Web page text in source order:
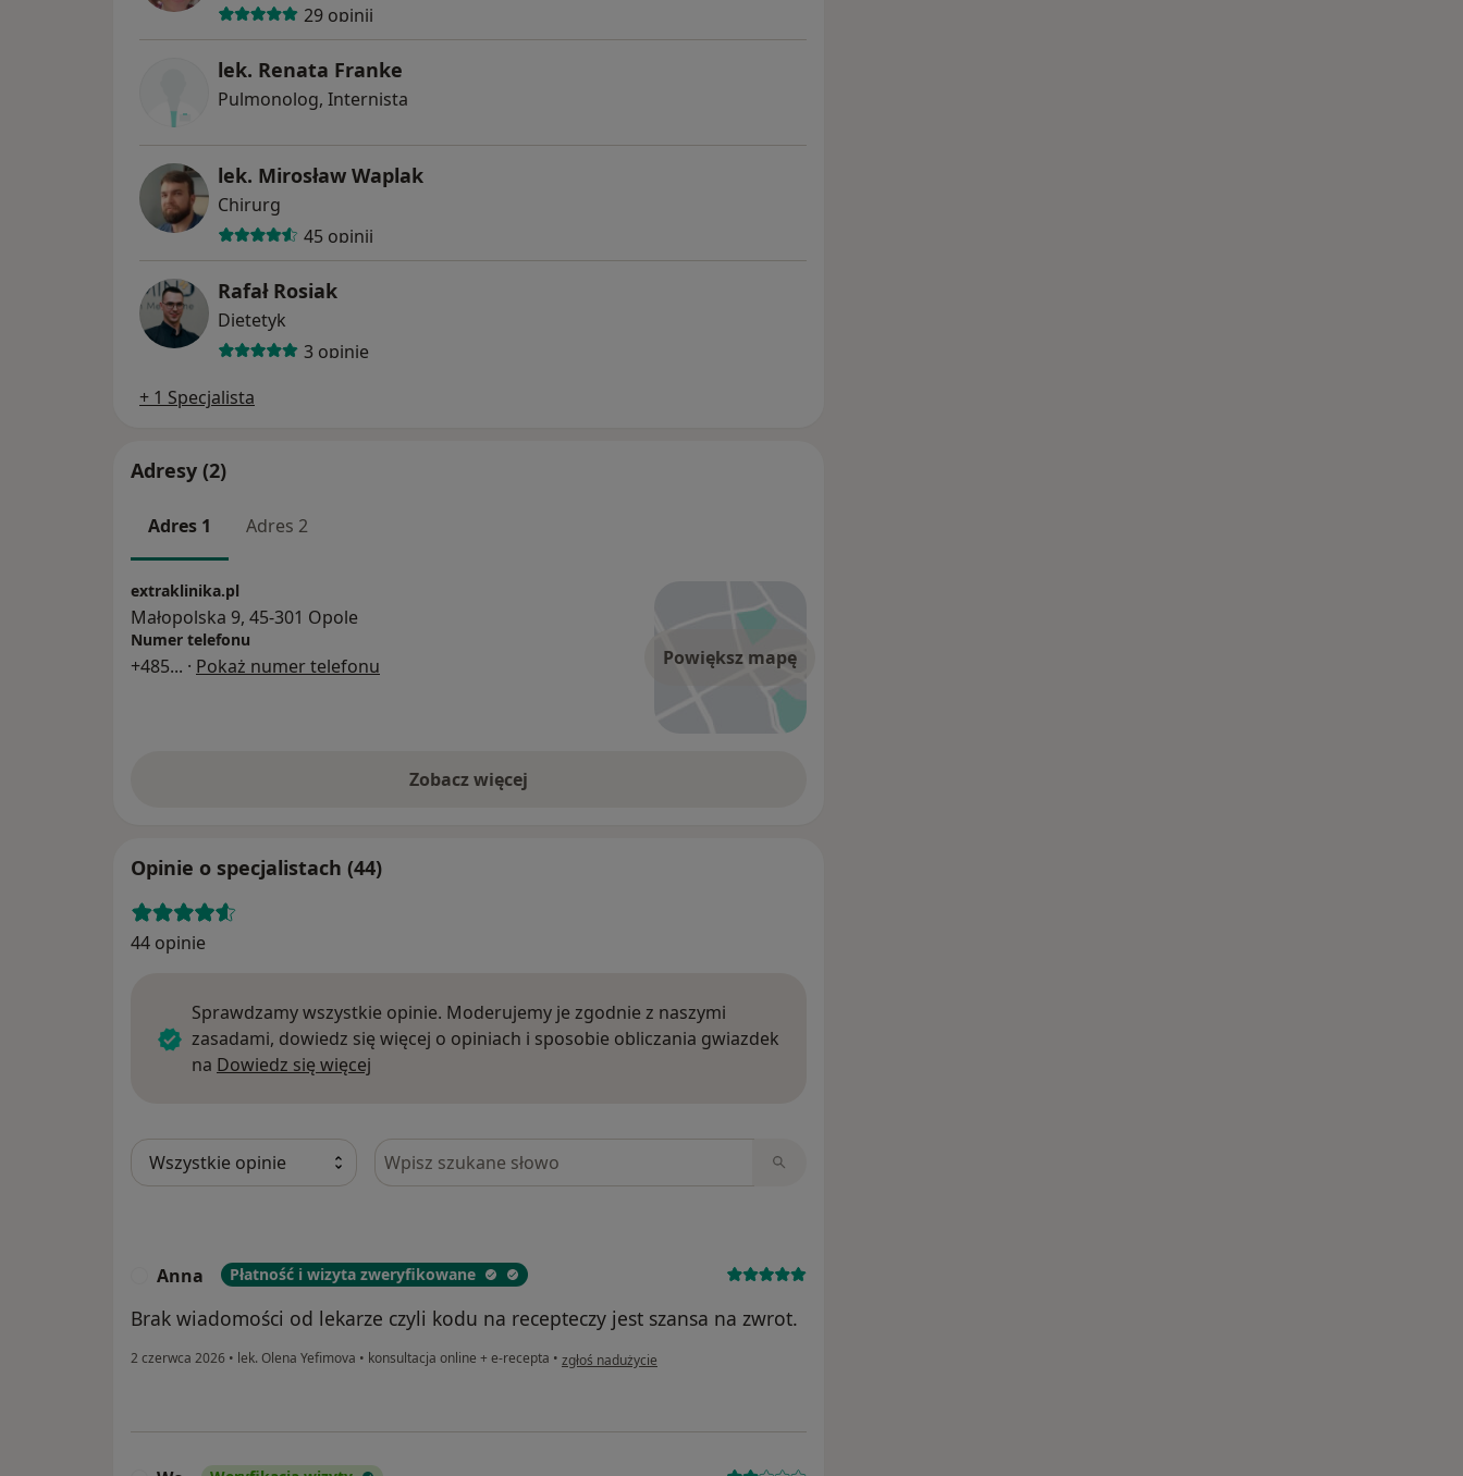
29 opinii
lek. Renata Franke
Pulmonolog, Internista
lek. Mirosław Waplak
Chirurg
45 opinii
Rafał Rosiak
Dietetyk
3 opinie
+ 1 Specjalista
Adresy (2)
Adres 1 Adres 2
Powiększ mapę
extraklinika.pl
Małopolska 9, 45-301 Opole
Numer telefonu
+485... · Pokaż numer telefonu
Zobacz więcej
Opinie o specjalistach (44)
44 opinie
Sprawdzamy wszystkie opinie. Moderujemy je zgodnie z naszymi
zasadami, dowiedz się więcej o opiniach i sposobie obliczania gwiazdek
na Dowiedz się więcej
Szukaj w opiniach
Anna Płatność i wizyta zweryfikowane
Brak wiadomości od lekarze czyli kodu na recepteczy jest szansa na zwrot.
2 czerwca 2026 • lek. Olena Yefimova • konsultacja online + e-recepta • w opinii użytkownika Anna
zgłoś nadużycie